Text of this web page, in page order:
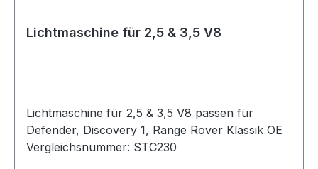
Lichtmaschine für 2,5 & 3,5 V8
Lichtmaschine für 2,5 & 3,5 V8 passen für
Defender, Discovery 1, Range Rover Klassik OE
Vergleichsnummer: STC230